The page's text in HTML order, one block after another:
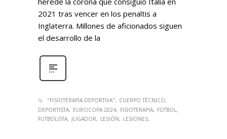
2021 tras vencer en los penaltis a
Inglaterra. Millones de aficionados siguen
el desarrollo de la
"FISIOTERAPIA DEPORTIVA"
CUERPO TÉCNICO
DEPORTISTA
EUROCOPA 2024 FISIOTERAPIA
FÚTBOL
FUTBOLISTA
JUGADOR LESIÓN LESIONES